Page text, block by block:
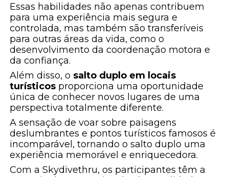
Essas habilidades não apenas contribuem
para uma experiência mais segura e
controlada, mas também são transferíveis
para outras áreas da vida, como o
desenvolvimento da coordenação motora e
da confiança.
Além disso, o salto duplo em locais
turísticos proporciona uma oportunidade
única de conhecer novos lugares de uma
perspectiva totalmente diferente.
A sensação de voar sobre paisagens
deslumbrantes e pontos turísticos famosos é
incomparável, tornando o salto duplo uma
experiência memorável e enriquecedora.
Com a Skydivethru, os participantes têm a